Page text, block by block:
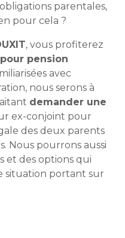
parentales,
pour cela ?
, vous profiterez
pension
avec
nous serons à
demander une
ex-conjoint pour
des deux parents
Nous pourrons aussi
et des options qui
situation portant sur